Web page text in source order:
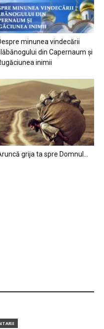
minunea vindecării
din Capernaum și
inimii
grija ta spre Domnul…